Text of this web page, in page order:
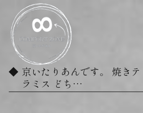
京いたりあんです。 焼きテ
ラミス どち…